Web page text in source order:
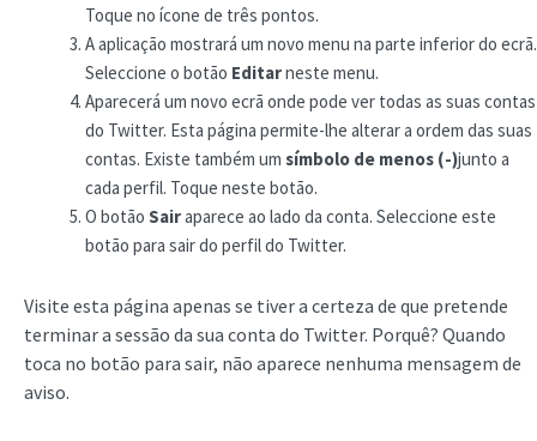
Toque no ícone de três pontos.
A aplicação mostrará um novo menu na parte inferior do ecrã.
Seleccione o botão Editarneste menu.
Aparecerá um novo ecrã onde pode ver todas as suas contas
do Twitter. Esta página permite-lhe alterar a ordem das suas
contas. Existe também um símbolo de menos (-)junto a
cada perfil. Toque neste botão.
O botão Sairaparece ao lado da conta. Seleccione este
botão para sair do perfil do Twitter.
Visite esta página apenas se tiver a certeza de que pretende
terminar a sessão da sua conta do Twitter. Porquê? Quando
toca no botão para sair, não aparece nenhuma mensagem de
aviso.